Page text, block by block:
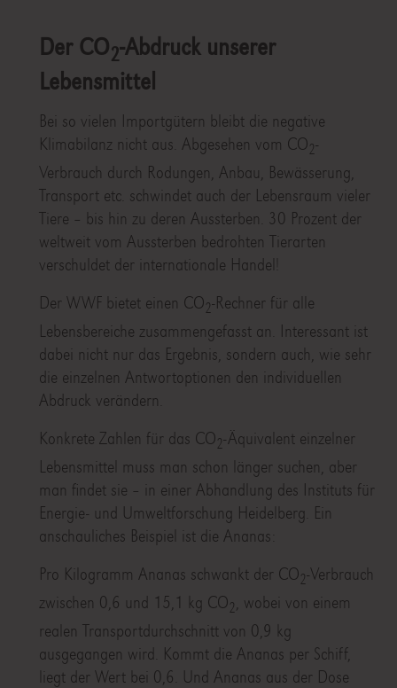
Der CO2-Abdruck unserer
Lebensmittel
Bei so vielen Importgütern bleibt die negative
Klimabilanz nicht aus. Abgesehen vom CO2-
Verbrauch durch Rodungen, Anbau, Bewässerung,
Transport etc. schwindet auch der Lebensraum vieler
Tiere – bis hin zu deren Aussterben. 30 Prozent der
weltweit vom Aussterben bedrohten Tierarten
verschuldet der internationale Handel!
Der WWF bietet einen CO2-Rechner für alle
Lebensbereiche zusammengefasst an. Interessant ist
dabei nicht nur das Ergebnis, sondern auch, wie sehr
die einzelnen Antwortoptionen den individuellen
Abdruck verändern.
Konkrete Zahlen für das CO2-Äquivalent einzelner
Lebensmittel muss man schon länger suchen, aber
man findet sie – in einer Abhandlung des Instituts für
Energie- und Umweltforschung Heidelberg. Ein
anschauliches Beispiel ist die Ananas:
Pro Kilogramm Ananas schwankt der CO2-Verbrauch
zwischen 0,6 und 15,1 kg CO2
, wobei von einem
realen Transportdurchschnitt von 0,9 kg
ausgegangen wird. Kommt die Ananas per Schiff,
liegt der Wert bei 0,6. Und Ananas aus der Dose